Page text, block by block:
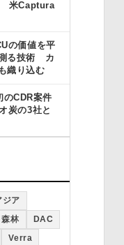
米Captura
の価値を平
る技術 カ
織り込む
CDR案件
炭の3社と
ジア
森林 DAC
Verra